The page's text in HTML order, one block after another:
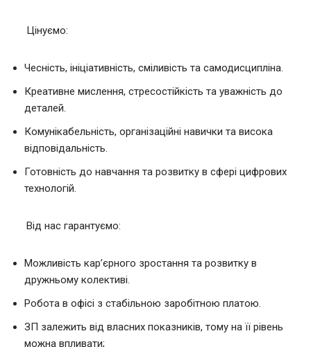
Цінуємо:
Чесність, ініціативність, сміливість та самодисципліна.
Креативне мислення, стресостійкість та уважність до
деталей.
Комунікабельність, організаційні навички та висока
відповідальність.
Готовність до навчання та розвитку в сфері цифрових
технологій.
Від нас гарантуємо:
Можливість кар’єрного зростання та розвитку в
дружньому колективі.
Робота в офісі з стабільною заробітною платою.
ЗП залежить від власних показників, тому на її рівень
можна впливати;